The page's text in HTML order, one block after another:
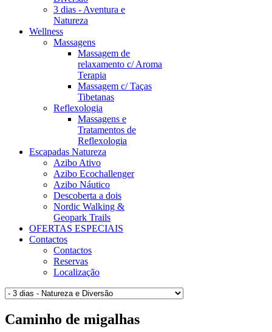
3 dias - Aventura e
Natureza
Wellness
Massagens
Massagem de
relaxamento c/ Aroma
Terapia
Massagem c/ Taças
Tibetanas
Reflexologia
Massagens e
Tratamentos de
Reflexologia
Escapadas Natureza
Azibo Ativo
Azibo Ecochallenger
Azibo Náutico
Descoberta a dois
Nordic Walking &
Geopark Trails
OFERTAS ESPECIAIS
Contactos
Contactos
Reservas
Localização
Caminho de migalhas